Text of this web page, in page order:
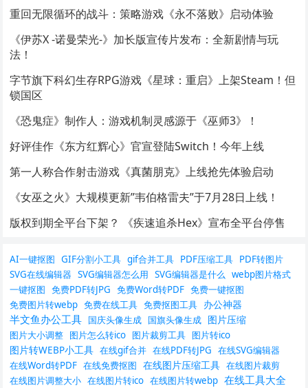
重回无限循环的战斗：策略游戏《永不落败》启动体验
《伊苏X -诺曼荣光-》加长版宣传片发布：全新剧情与玩
法！
字节旗下科幻生存RPG游戏《星球：重启》上架Steam！但
锁国区
《恐鬼症》制作人：游戏机制灵感源于《巫师3》！
好评佳作《东方红辉心》官宣登陆Switch！今年上线
第一人称合作射击游戏《真菌朋克》上线抢先体验启动
《女巫之火》大规模更新”韦伯格雷夫”于7月28日上线！
版权到期全平台下架？ 《疾速追杀Hex》宣布全平台停售
AI一键抠图 GIF分割小工具 gif合并工具 PDF压缩工具 PDF转图片
SVG在线编辑器 SVG编辑器怎么用 SVG编辑器是什么 webp图片格式
一键抠图 免费PDF转JPG 免费Word转PDF 免费一键抠图
免费图片转webp 免费在线工具 免费抠图工具 办公神器
半文鱼办公工具 国庆头像生成 国旗头像生成 图片压缩
图片大小调整 图片怎么转ico 图片裁剪工具 图片转ico
图片转WEBP小工具 在线gif合并 在线PDF转JPG 在线SVG编辑器
在线Word转PDF 在线免费抠图 在线图片压缩工具 在线图片裁剪
在线图片调整大小 在线图片转ico 在线图片转webp 在线工具大全